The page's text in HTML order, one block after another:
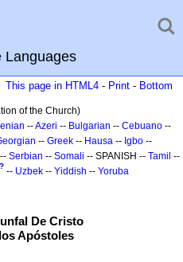
Languages
This page in HTML4 - Print - Bottom
of the Church)
--Azeri -- Bulgarian -- Cebuano --
-- Greek -- Hausa -- Igbo --
-- Serbian -- Somali -- SPANISH -- Tamil --
? -- Uzbek -- Yiddish -- Yoruba
De Cristo
Apóstoles